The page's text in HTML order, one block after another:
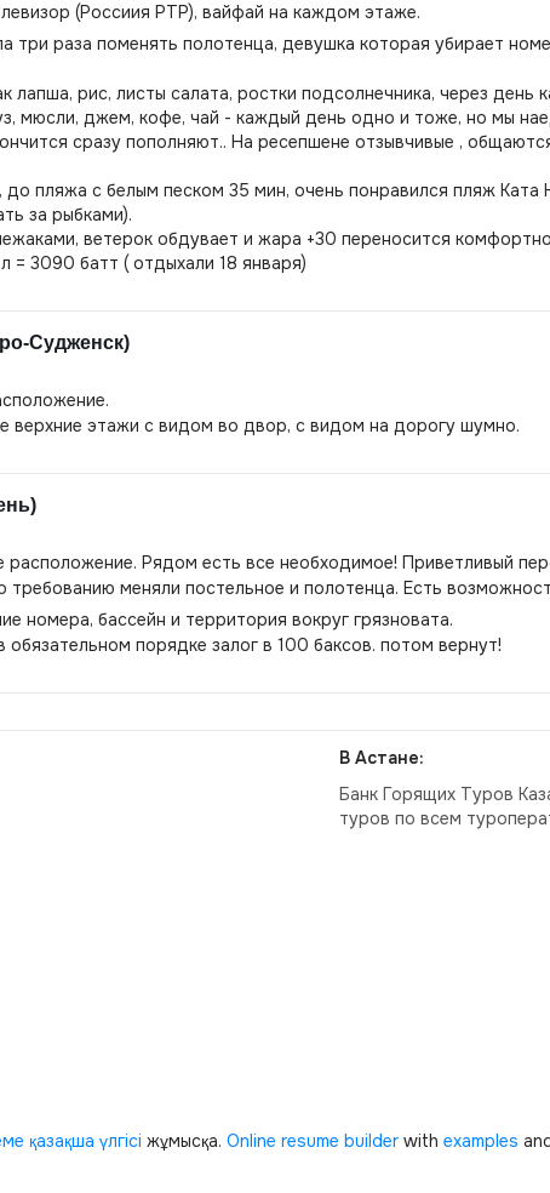
(Россиия РТР), вайфай на каждом этаже.
три раза поменять полотенца, девушка которая убирает
лапша, рис, листы салата, ростки подсолнечника, через день
мюсли, джем, кофе, чай - каждый день одно и тоже, но мы
сразу пополняют.. На ресепшене отзывчивые ,
пляжа с белым песком 35 мин, очень понравился пляж
за рыбками).
ветерок обдувает и жара +30 переносится
= 3090 батт ( отдыхали 18 января)
Судженск)
верхние этажи с видом во двор, с видом на дорогу шумно.
расположение. Рядом есть все необходимое! Приветливый
требованию меняли постельное и полотенца. Есть
номера, бассейн и территория вокруг грязновата.
обязательном порядке залог в 100 баксов. потом вернут!
В Астане:
Банк Горящих Туров
туров по всем
қазақша үлгісі жұмысқа. Online resume builder with examples